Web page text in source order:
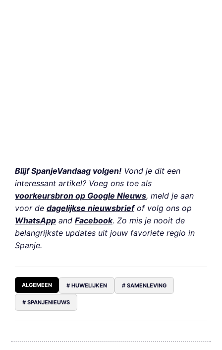
Blijf SpanjeVandaag volgen! Vond je dit een
interessant artikel? Voeg ons toe als
voorkeursbron op Google Nieuws, meld je aan
voor de dagelijkse nieuwsbriefof volg ons op
WhatsApp and Facebook. Zo mis je nooit de
belangrijkste updates uit jouw favoriete regio in
Spanje.
ALGEMEEN # HUWELIJKEN # SAMENLEVING
# SPANJENIEUWS